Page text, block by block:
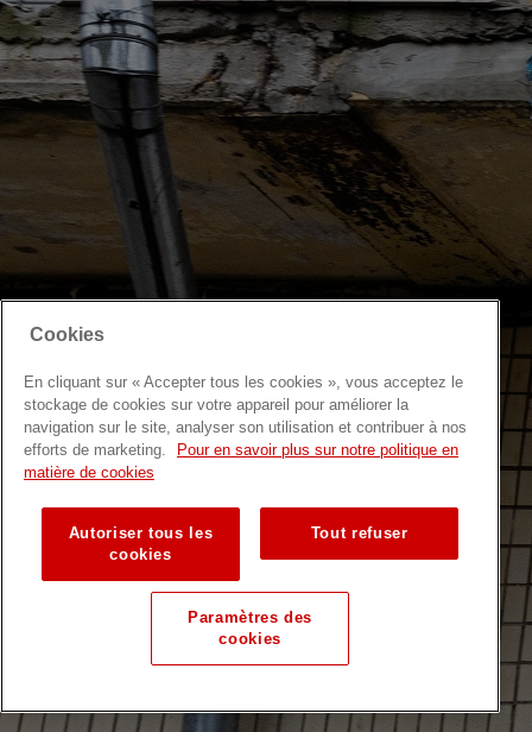
Cookies
En cliquant sur « Accepter tous les cookies », vous acceptez le
stockage de cookies sur votre appareil pour améliorer la
navigation sur le site, analyser son utilisation et contribuer à nos
efforts de marketing.
Pour en savoir plus sur notre politique en
matière de cookies
Autoriser tous les
cookies
Tout refuser
Paramètres des
cookies